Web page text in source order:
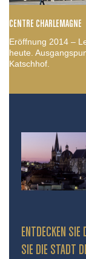
CENTRE CHARLEMAGNE
Eröffnung 2014 –
heute.
Katschhof.
ENTDECKEN SIE
IE DIE STADT